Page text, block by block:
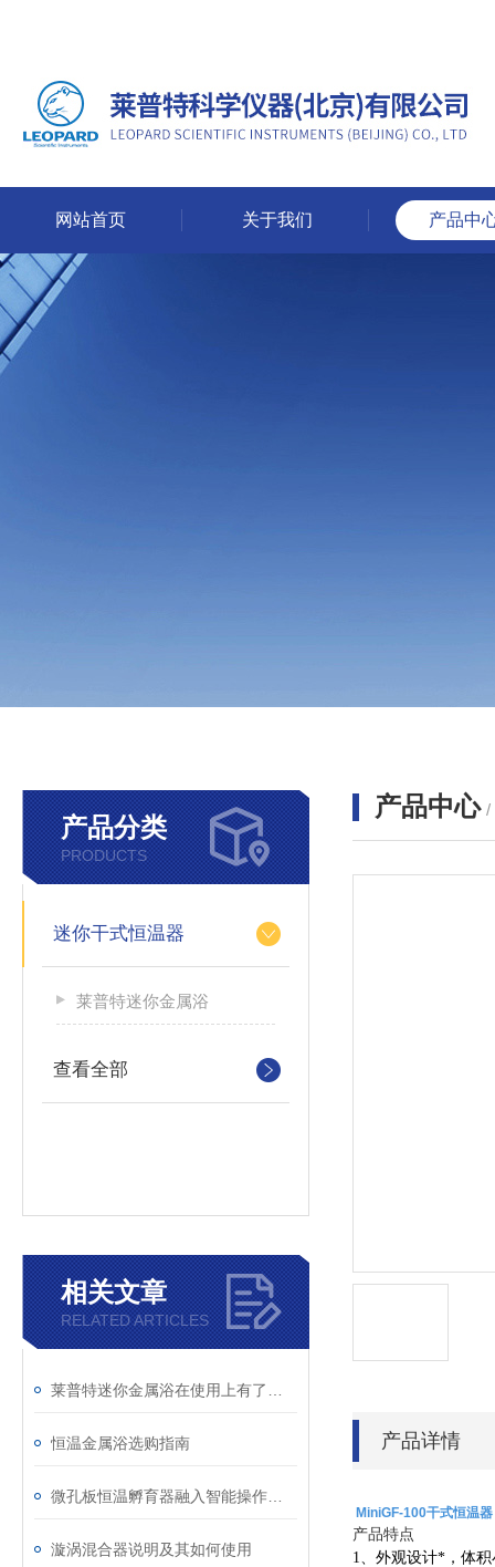
网站首页 关于我们 产品中
产品分类
PRODUCTS
迷你干式恒温器
莱普特迷你金属浴
查看全部
相关文章
RELATED ARTICLES
恒温金属浴选购指南
漩涡混合器说明及其如何使用
产品中心 /
产品详情
MiniGF-100干式恒温
产品特点
1、外观设计*，体